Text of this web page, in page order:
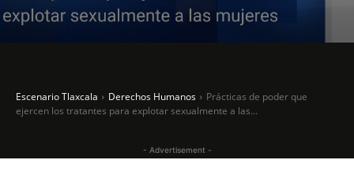
Escenario Tlaxcala Derechos Humanos
Prácticas de poder que
ejercen los tratantes para explotar sexualmente a las...
- Advertisement -